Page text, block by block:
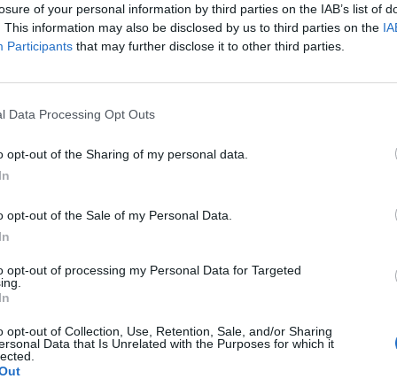
of your personal information by third parties on the IAB’s list of
This information may also be disclosed by us to third parties on the
Participants that may further disclose it to other third parties.
Data Processing Opt Outs
opt-out of the Sharing of my personal data.
opt-out of the Sale of my Personal Data.
opt-out of processing my Personal Data for Targeted
opt-out of Collection, Use, Retention, Sale, and/or Sharing
Data that Is Unrelated with the Purposes for which it
αποσύρει τον πρεσβευτή και τα στρατεύματά της από
αποσύρει τον πρεσβευτή και τα
της από τον Νίγηρα
καμία εμπλοκή στην αναρσία Wagner" λέει η
καμία εμπλοκή στην αναρσία Wagner"
πρεσβευτής στη Μόσχα